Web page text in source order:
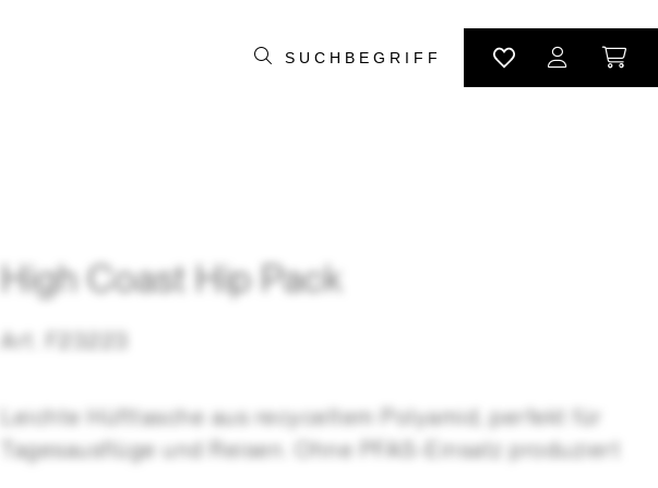
High Coast Hip Pack
Art. F23223
Leichte Hüfttasche aus recyceltem Polyamid, perfekt für
Tagesausflüge und Reisen. Ohne PFAS-Einsatz produziert